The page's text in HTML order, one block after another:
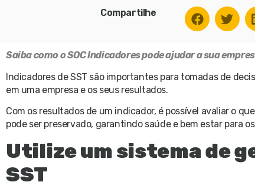
Compartilhe
Saiba como o SOC Indicadores pode ajudar a sua
Indicadores de SST são importantes para tomadas de
em uma empresa e os seus resultados.
Com os resultados de um indicador, é possível avaliar o
pode ser preservado, garantindo saúde e bem estar para
Utilize um sistema de
SST